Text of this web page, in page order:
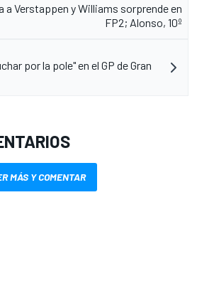
a Verstappen y Williams sorprende en
FP2; Alonso, 10º
por la pole" en el GP de Gran
MÁS Y COMENTAR